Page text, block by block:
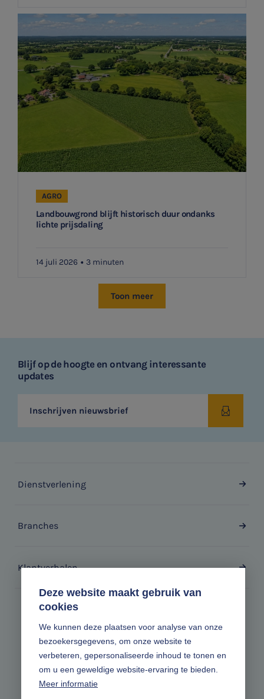
Deze website maakt gebruik van
cookies
We kunnen deze plaatsen voor analyse van onze
bezoekersgegevens, om onze website te
verbeteren, gepersonaliseerde inhoud te tonen en
om u een geweldige website-ervaring te bieden.
Meer informatie
Landbouwgrond blijft historisch duur ondanks
lichte prijsdaling
AGRO
14 juli 2026 3 minuten
Toon meer
Blijf op de hoogte en ontvang interessante
updates
Inschrijven nieuwsbrief
Dienstverlening
Branches
Klantverhalen
Volg ons online